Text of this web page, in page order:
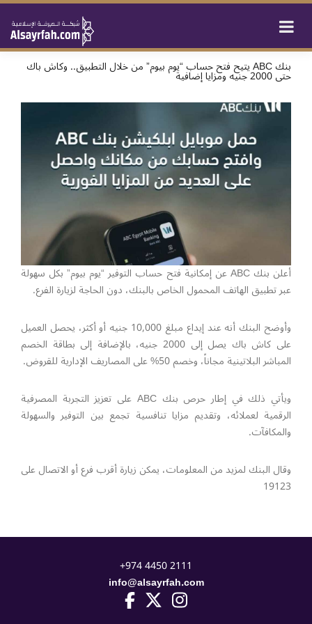
بنك ABC يتيح فتح حساب “يوم بيوم” من خلال التطبيق.. وكاش باك حتى 2000 جنيه ومزايا إضافية
أعلن بنك ABC عن إمكانية فتح حساب التوفير “يوم بيوم” بكل سهولة
عبر تطبيق الهاتف المحمول الخاص بالبنك، دون الحاجة لزيارة الفرع.
وأوضح البنك أنه عند إيداع مبلغ 10,000 جنيه أو أكثر، يحصل العميل
على كاش باك يصل إلى 2000 جنيه، بالإضافة إلى بطاقة الخصم
المباشر البلاتينية مجاناً، وخصم 50% على المصاريف الإدارية للقروض.
ويأتي ذلك في إطار حرص بنك ABC على تعزيز التجربة المصرفية
الرقمية لعملائه، وتقديم مزايا تنافسية تجمع بين التوفير والسهولة
والمكافآت.
وقال البنك لمزيد من المعلومات، يمكن زيارة أقرب فرع أو الاتصال على
19123
+974 4450 2111
info@alsayrfah.com